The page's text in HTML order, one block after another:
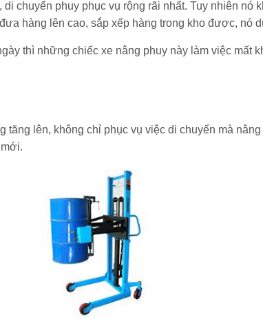
chuyển phuy phục vụ rộng rãi nhất. Tuy nhiên nó
hàng lên cao, sắp xếp hàng trong kho được, nó
thì những chiếc xe nâng phuy này làm việc mất
lên, không chỉ phục vụ việc di chuyển mà